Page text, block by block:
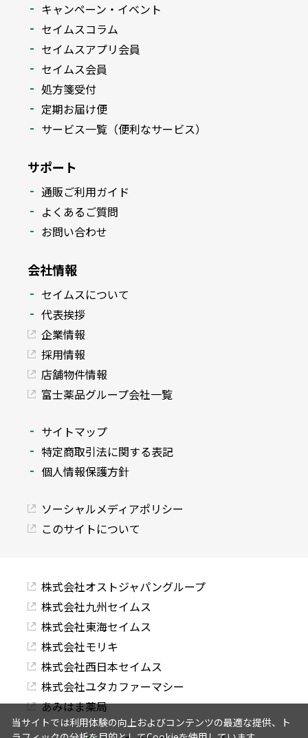
キャンペーン・イベント
セイムスコラム
セイムスアプリ会員
セイムス会員
処方箋受付
定期お届け便
サービス一覧（便利なサービス）
サポート
通販ご利用ガイド
よくあるご質問
お問い合わせ
会社情報
セイムスについて
代表挨拶
企業情報
採用情報
店舗物件情報
富士薬品グループ会社一覧
サイトマップ
特定商取引法に関する表記
個人情報保護方針
ソーシャルメディアポリシー
このサイトについて
株式会社オストジャパングループ
株式会社九州セイムス
株式会社東海セイムス
株式会社モリキ
株式会社西日本セイムス
株式会社ユタカファーマシー
あみはま薬局
当サイトでは利用体験の向上およびコンテンツの最適な提供、ト